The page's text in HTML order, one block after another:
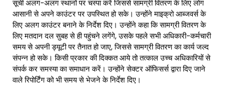
सूची अलग-अलग स्थानों पर चस्पा करें जिससे सामग्री वितरण के लिए लोग
आसानी से अपने काउंटर पर उपस्थित हो सके। उन्होंने माइक्रो आब्जवर्स के
लिए अलग काउंटर बनाने के निर्देश दिए। उन्होंने कहा कि सामग्री वितरण के
लिए मतदान दल सुबह से ही पहुंचने लगेंगे, उसके पहले सभी अधिकारी-कर्मचारी
समय से अपनी ड्यूटी पर तैनात हो जाए, जिससे सामग्री वितरण का कार्य जल्द
संपन्न हो सके। किसी प्रकार की दिक्कत आये तो तत्काल उच्च अधिकारियों से
संपर्क कर समस्या का समाधान करें। उन्होंने सेक्टर ऑफिसर्स द्वारा दिए जाने
वाले रिपोर्टिंग को भी समय से भेजने के निर्देश दिए।